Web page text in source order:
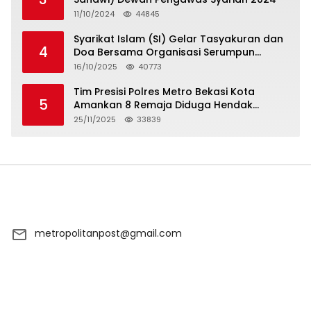
11/10/2024 44845
4
Syarikat Islam (SI) Gelar Tasyakuran dan
Doa Bersama Organisasi Serumpun
Syarikat Islam Doa
16/10/2025 40773
5
Tim Presisi Polres Metro Bekasi Kota
Amankan 8 Remaja Diduga Hendak
Tawuran
25/11/2025 33839
metropolitanpost@gmail.com